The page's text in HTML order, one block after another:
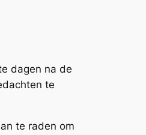
dagen na de
te
te raden om